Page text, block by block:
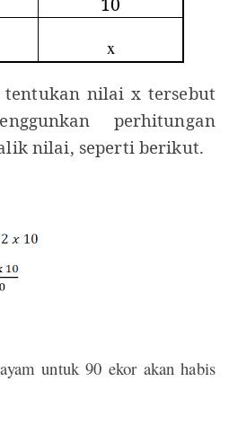
x
tentukan nilai x tersebut
perhitungan
nilai, seperti berikut.
untuk 90 ekor akan habis